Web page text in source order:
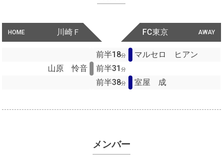
HOME 川崎Ｆ AWAY
FC東京
前半18分
マルセロ ヒアン
山原 怜音
前半31分
前半38分 室屋 成
メンバー